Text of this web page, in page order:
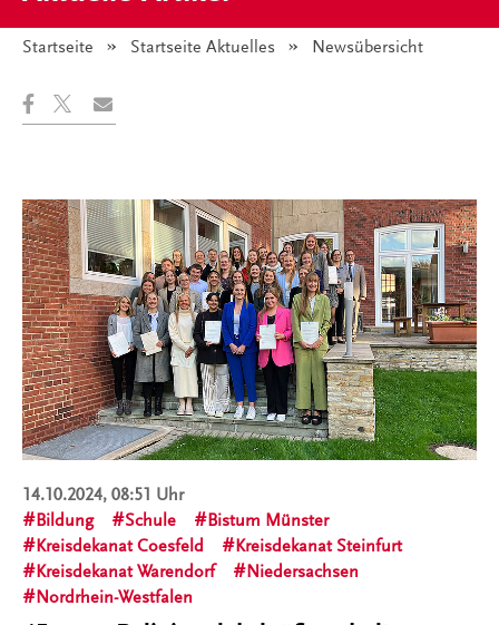
Startseite Startseite Aktuelles Angezeigt:
Newsübersicht
14.10.2024, 08:51 Uhr
Bildung
Schule
Bistum Münster
Kreisdekanat Coesfeld
Kreisdekanat Steinfurt
Kreisdekanat Warendorf
Niedersachsen
Nordrhein-Westfalen